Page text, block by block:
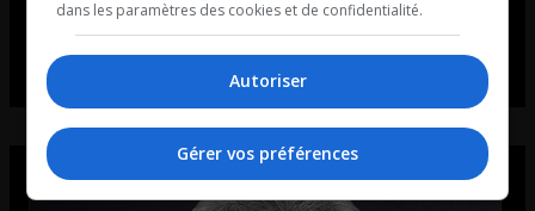
dans les paramètres des cookies et de confidentialité.
Autoriser
Gérer vos préférences